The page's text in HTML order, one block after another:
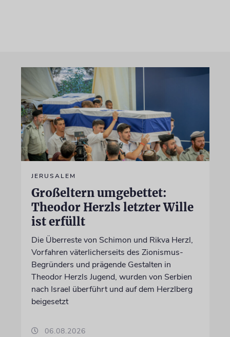
JERUSALEM
Großeltern umgebettet:
Theodor Herzls letzter Wille
ist erfüllt
Die Überreste von Schimon und Rikva Herzl,
Vorfahren väterlicherseits des Zionismus-
Begründers und prägende Gestalten in
Theodor Herzls Jugend, wurden von Serbien
nach Israel überführt und auf dem Herzlberg
beigesetzt
06.08.2026